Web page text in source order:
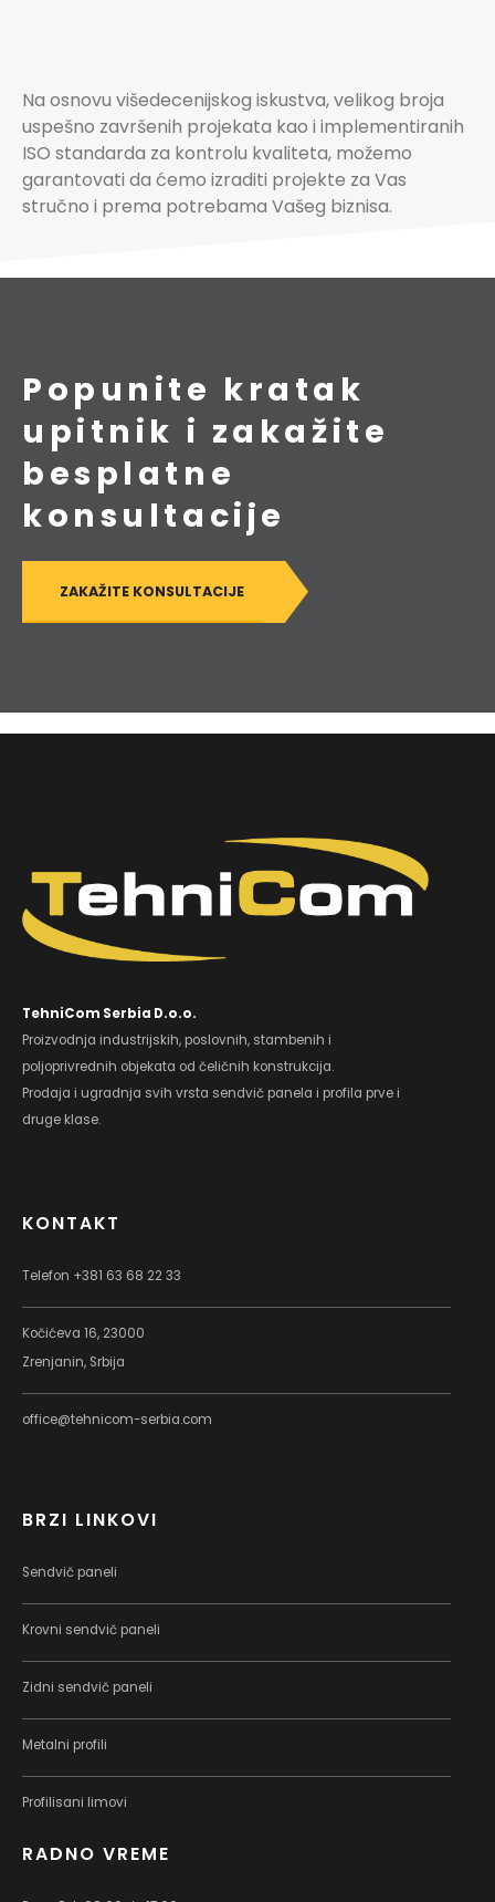
Na osnovu višedecenijskog iskustva, velikog broja
uspešno završenih projekata kao i implementiranih
ISO standarda za kontrolu kvaliteta, možemo
garantovati da ćemo izraditi projekte za Vas
stručno i prema potrebama Vašeg biznisa.
Popunite kratak
upitnik i zakažite
besplatne
konsultacije
ZAKAŽITE KONSULTACIJE
TehniCom Serbia D.o.o.
Proizvodnja industrijskih, poslovnih, stambenih i
poljoprivrednih objekata od čeličnih konstrukcija.
Prodaja i ugradnja svih vrsta sendvič panela i profila prve i
druge klase.
KONTAKT
Telefon +381 63 68 22 33
Kočićeva 16, 23000
Zrenjanin, Srbija
office@tehnicom-serbia.com
BRZI LINKOVI
Sendvič paneli
Krovni sendvič paneli
Zidni sendvič paneli
Metalni profili
Profilisani limovi
RADNO VREME